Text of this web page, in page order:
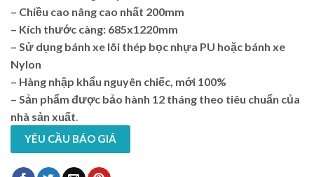
– Chiều cao nâng cao nhất 200mm
– Kích thước càng: 685x1220mm
– Sử dụng bánh xe lõi thép bọc nhựa PU hoặc bánh xe
Nylon
– Hàng nhập khẩu nguyên chiếc, mới 100%
– Sản phẩm được bảo hành 12 tháng theo tiêu chuẩn của
nhà sản xuất
YÊU CẦU BÁO GIÁ